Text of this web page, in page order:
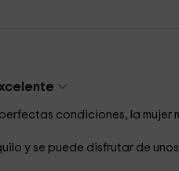
condiciones, la mujer
y se puede disfrutar de